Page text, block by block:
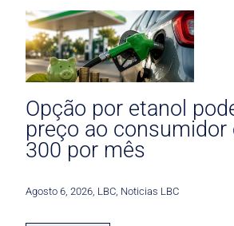
Opção por etanol
preço ao consumidor
300 por mês
Agosto 6, 2026 LBC Noticias LBC